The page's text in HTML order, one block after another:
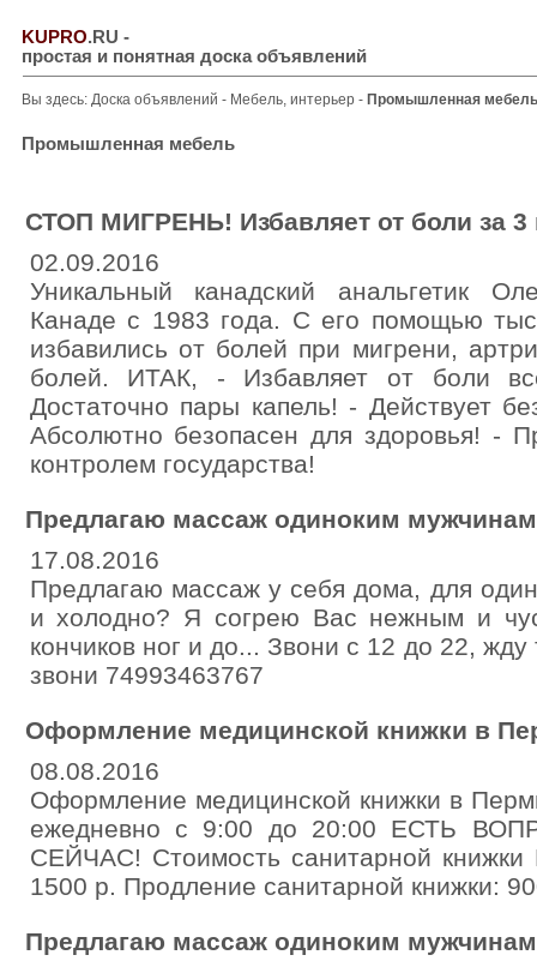
KUPRO.RU -
простая и понятная доска объявлений
Вы здесь: Доска объявлений - Мебель, интерьер - Промышленная мебель
Промышленная мебель
СТОП МИГРЕНЬ! Избавляет от боли за
02.09.2016
Уникальный канадский анальгетик
Канаде с 1983 года. С его помощью
избавились от болей при мигрени,
болей. ИТАК, - Избавляет от боли
Достаточно пары капель! - Действует
Абсолютно безопасен для здоровья! -
контролем государства!
Предлагаю массаж одиноким мужчинам
17.08.2016
Предлагаю массаж у себя дома, для
и холодно? Я согрею Вас нежным и
кончиков ног и до... Звони с 12 до 22,
звони 74993463767
Оформление медицинской книжки в
08.08.2016
Оформление медицинской книжки в
ежедневно с 9:00 до 20:00 ЕСТЬ
СЕЙЧАС! Стоимость санитарной книжки
1500 р. Продление санитарной книжки:
Предлагаю массаж одиноким мужчинам